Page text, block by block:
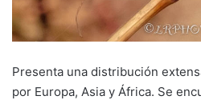
Presenta una distribución
por Europa, Asia y África. Se